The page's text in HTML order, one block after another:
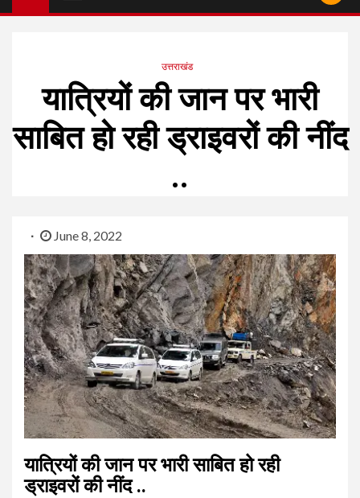
उत्तराखंड
यात्रियों की जान पर भारी
साबित हो रही ड्राइवरों की नींद
..
June 8, 2022
यात्रियों की जान पर भारी साबित हो रही
ड्राइवरों की नींद ..